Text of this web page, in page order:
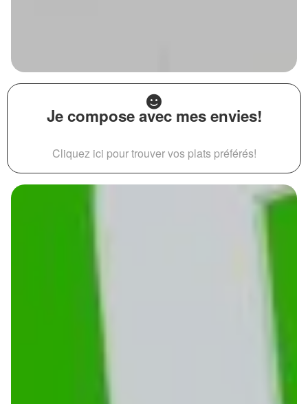
Je compose avec mes envies!
Cliquez ici pour trouver vos plats préférés!